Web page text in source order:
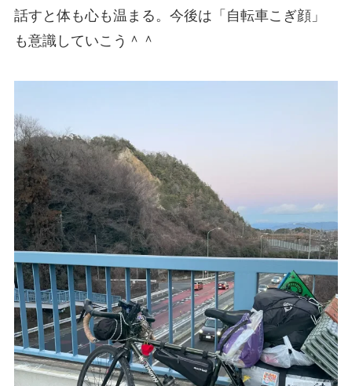
話すと体も心も温まる。今後は「自転車こぎ顔」
も意識していこう＾＾